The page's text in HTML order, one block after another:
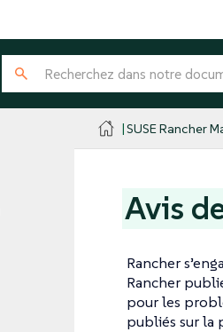
SUSE Rancher
Avis
Rancher
Rancher
pour les
publiés sur la